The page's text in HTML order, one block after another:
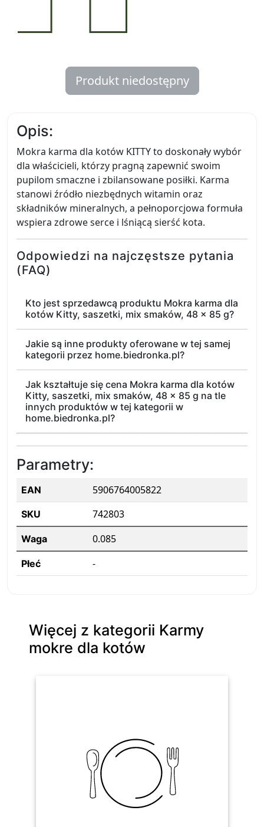
Produkt niedostępny
Opis:
Mokra karma dla kotów KITTY to doskonały wybór
dla właścicieli, którzy pragną zapewnić swoim
pupilom smaczne i zbilansowane posiłki. Karma
stanowi źródło niezbędnych witamin oraz
składników mineralnych, a pełnoporcjowa formuła
wspiera zdrowe serce i lśniącą sierść kota.
Odpowiedzi na najczęstsze pytania
(FAQ)
Kto jest sprzedawcą produktu Mokra karma dla
kotów Kitty, saszetki, mix smaków, 48 x 85 g?
Jakie są inne produkty oferowane w tej samej
kategorii przez home.biedronka.pl?
Jak kształtuje się cena Mokra karma dla kotów
Kitty, saszetki, mix smaków, 48 x 85 g na tle
innych produktów w tej kategorii w
home.biedronka.pl?
Parametry:
EAN 5906764005822
SKU 742803
Waga 0.085
Płeć -
Więcej z kategorii Karmy
mokre dla kotów